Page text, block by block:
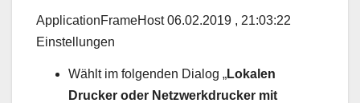
ApplicationFrameHost 06.02.2019 , 21:03:22
Einstellungen
Wählt im folgenden Dialog „Lokalen
Drucker oder Netzwerkdrucker mit